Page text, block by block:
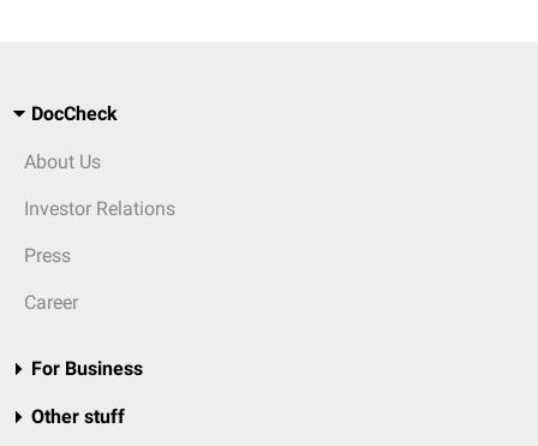
DocCheck
About Us
Investor Relations
Press
Career
For Business
Other stuff